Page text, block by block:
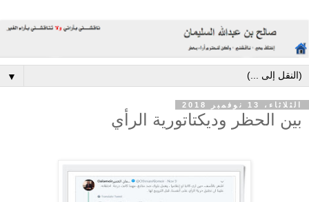
▼
الثلاثاء، 13 نوفمبر 2018
بين الحظر وديكتاتورية الرأي